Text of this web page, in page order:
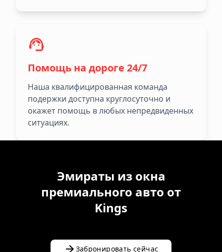
Помощь на дороге 24/7
Наша квалифицированная команда
подержки доступна круглосуточно и
окажет помощь в любых непредвиденных
ситуациях.
Эмираты из окна
премиального авто от
Kings
Забронировать сейчас